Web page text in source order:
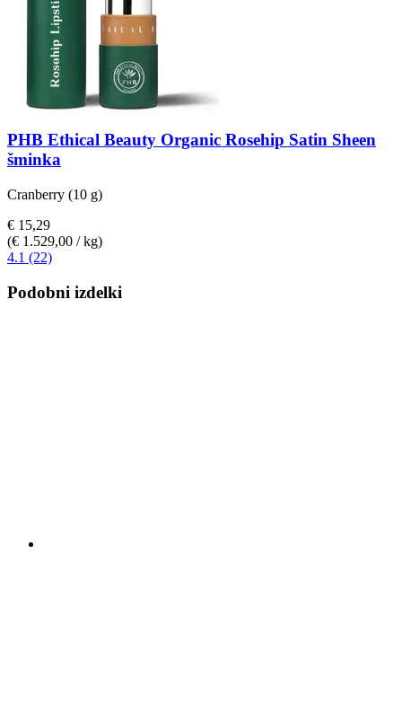
PHB Ethical Beauty Organic Rosehip Satin Sheen
šminka
Cranberry (10 g)
€ 15,29
(€ 1.529,00 / kg)
4.1 (22)
Podobni izdelki